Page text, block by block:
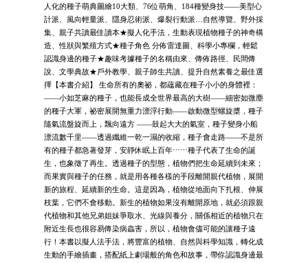
人化的種子萌典圖繪10大類、76位萌角、184種變身技——美型心
計派、風向輕量派、隱身忍術派、爆裂行動派…自然導覽、野外採
集、親子共讀最佳讀本★擬人化手法，生動表現植物種子的神奇構
造、性狀與繁殖方式★種子角色 分佈雷達圖、科學小專欄，輕鬆
認識身邊的種子★趣味考據種子的名稱由來、傳佈路徑、民間傳
說、文學典故★戶外教學、親子師生共讀、提升自然素養之最佳選
擇【本書介紹】 生命所有的奧祕，都蘊藏在種子小小的身體裡：
——小如芝麻的種子，也能長成全世界最高的大樹——細密如微塵
的種子大軍，祕密展開無重力漂浮行動——啟動微型螺旋槳，種子
隨氣流盤旋而上，飄向遠方 ——鼓起大大的氣室，種子變身小船
漂流數千里——透過纖維一乾一濕的收縮，種子會走路——不是所
有的種子都急著發芽，安靜休眠上百年⋯⋯種子代表了生命的誕
生，也象徵了再生。透過種子的型態，植物們把生命延續到未來；
而果實與種子的任務，就是用各種各樣的手段離開親代植物，展開
新的旅程、延續新的生命。這是因為，植物從地面向下扎根、伸展
枝葉，它們不會移動。新生的植物如果沒有離開原地，就必須跟親
代植物和其他兄弟姐妹爭取水、光線與養分，關係相近的植物只在
附近生長也很容易傳染病蟲害，所以，植物會儘可能的讓種子遠
行！本書以擬人法手法，將豐富的植物、自然與科學知識，轉化成
生動的手繪插畫，搭配紙上劇場般的角色和故事，帶你認識身邊最